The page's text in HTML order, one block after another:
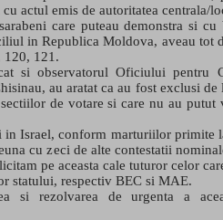
actul emis de autoritatea centrala/
care puteau demonstra si
in Republica Moldova, aveau tot
120, 121.
si observatorul Oficiului pentru
au aratat ca au fost exclusi de
de votare si care nu au
in Israel, conform marturiilor primite
cu zeci de alte contestatii
pe aceasta cale tuturor celor
statului, respectiv BEC si MAE.
si rezolvarea de urgenta a